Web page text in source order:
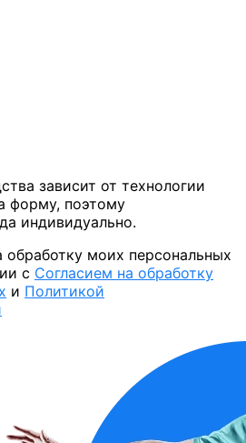
зависит от технологии
форму, поэтому
индивидуально.
обработку моих персональных
с Согласием на обработку
и Политикой